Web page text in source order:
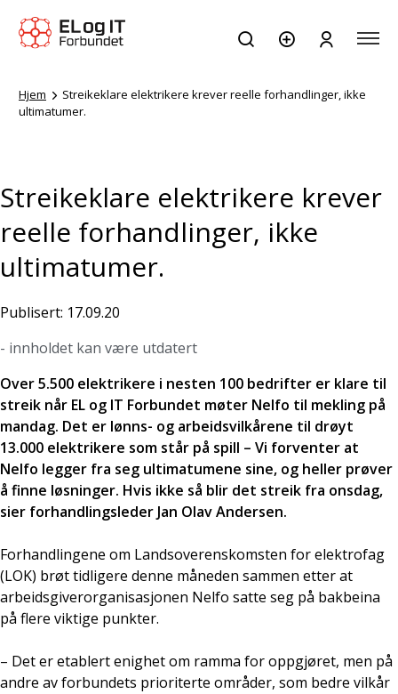
Hjem
Streikeklare elektrikere krever reelle forhandlinger, ikke
ultimatumer.
Streikeklare elektrikere krever
reelle forhandlinger, ikke
ultimatumer.
Publisert: 17.09.20
- innholdet kan være utdatert
Over 5.500 elektrikere i nesten 100 bedrifter er klare til
streik når EL og IT Forbundet møter Nelfo til mekling på
mandag. Det er lønns- og arbeidsvilkårene til drøyt
13.000 elektrikere som står på spill – Vi forventer at
Nelfo legger fra seg ultimatumene sine, og heller prøver
å finne løsninger. Hvis ikke så blir det streik fra onsdag,
sier forhandlingsleder Jan Olav Andersen.
Forhandlingene om Landsoverenskomsten for elektrofag
(LOK) brøt tidligere denne måneden sammen etter at
arbeidsgiverorganisasjonen Nelfo satte seg på bakbeina
på flere viktige punkter.
– Det er etablert enighet om ramma for oppgjøret, men på
andre av forbundets prioriterte områder, som bedre vilkår